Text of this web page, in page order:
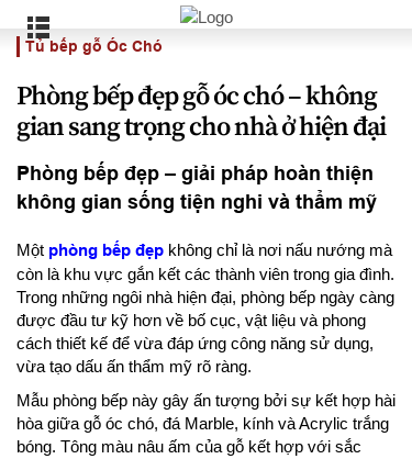
Tủ bếp gỗ Óc Chó
Phòng bếp đẹp gỗ óc chó – không
gian sang trọng cho nhà ở hiện đại
Phòng bếp đẹp – giải pháp hoàn thiện
không gian sống tiện nghi và thẩm mỹ
Một phòng bếp đẹp không chỉ là nơi nấu nướng mà
còn là khu vực gắn kết các thành viên trong gia đình.
Trong những ngôi nhà hiện đại, phòng bếp ngày càng
được đầu tư kỹ hơn về bố cục, vật liệu và phong
cách thiết kế để vừa đáp ứng công năng sử dụng,
vừa tạo dấu ấn thẩm mỹ rõ ràng.
Mẫu phòng bếp này gây ấn tượng bởi sự kết hợp hài
hòa giữa gỗ óc chó, đá Marble, kính và Acrylic trắng
bóng. Tông màu nâu ấm của gỗ kết hợp với sắc